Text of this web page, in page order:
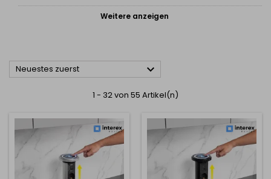
Weitere anzeigen
Neuestes zuerst 
1 - 32 von 55 Artikel(n)